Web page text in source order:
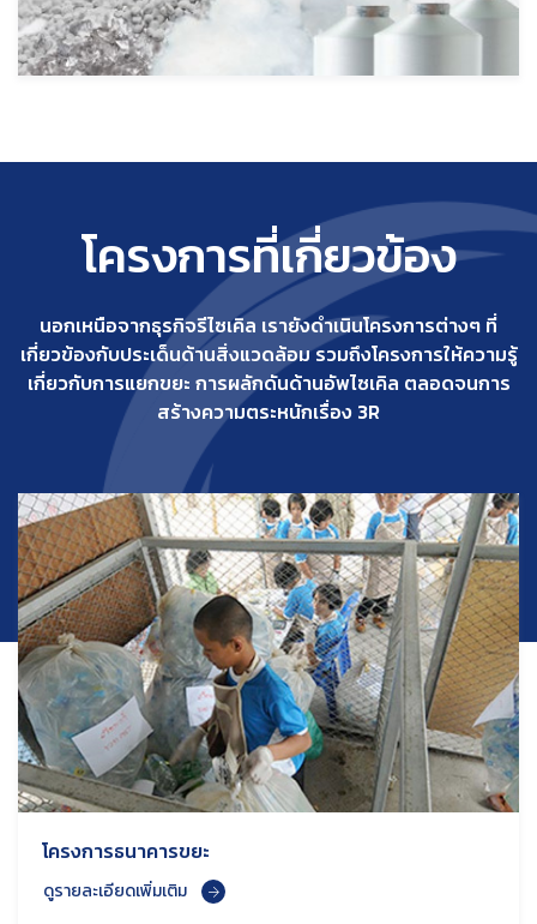
โครงการที่เกี่ยวข้อง
นอกเหนือจากธุรกิจรีไซเคิล เรายังดำเนินโครงการต่างๆ ที่
เกี่ยวข้องกับประเด็นด้านสิ่งแวดล้อม รวมถึงโครงการให้ความรู้
เกี่ยวกับการแยกขยะ การผลักดันด้านอัพไซเคิล ตลอดจนการ
สร้างความตระหนักเรื่อง 3R
โครงการธนาคารขยะ
ดูรายละเอียดเพิ่มเติม